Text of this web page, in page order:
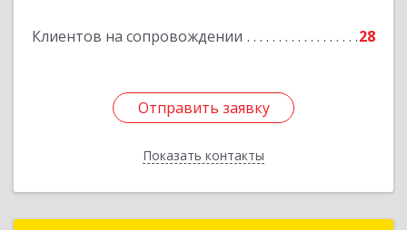
Клиентов на сопровождении 28
Отправить заявку
Показать контакты
Отправить заявку
Назад